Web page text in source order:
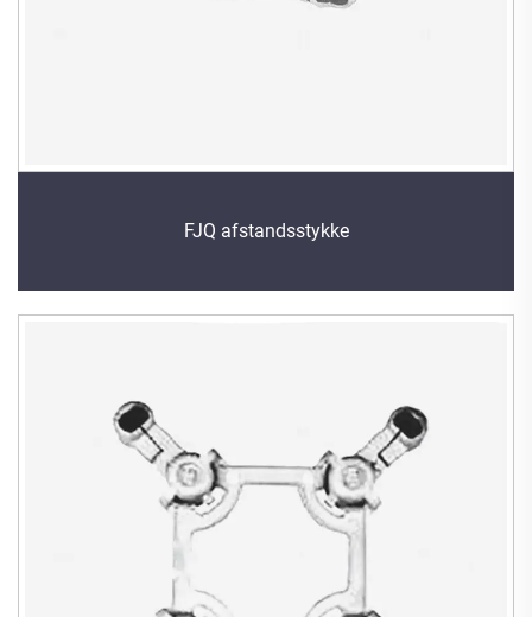
FJQ afstandsstykke